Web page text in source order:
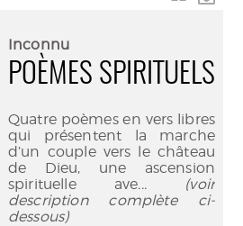
mail
Inconnu
POÈMES SPIRITUELS
Quatre poèmes en vers libres
qui présentent la marche
d’un couple vers le château
de Dieu, une ascension
spirituelle ave... (voir
description complète ci-
dessous)